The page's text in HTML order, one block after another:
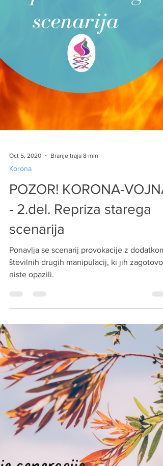
Oct 5, 2020
POZOR! KORONA-VOJNA
- 2.del. Repriza starega
scenarija
Ponavlja se scenarij provokacije z dodatkom
številnih drugih manipulacij, ki jih zagotovo